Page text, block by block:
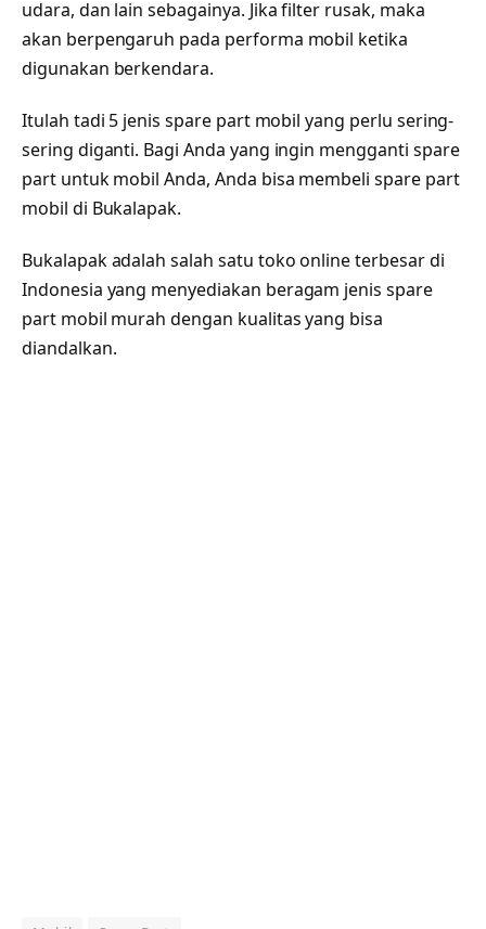
udara, dan lain sebagainya. Jika filter rusak, maka
akan berpengaruh pada performa mobil ketika
digunakan berkendara.
Itulah tadi 5 jenis spare part mobil yang perlu sering-
sering diganti. Bagi Anda yang ingin mengganti spare
part untuk mobil Anda, Anda bisa membeli spare part
mobil di Bukalapak.
Bukalapak adalah salah satu toko online terbesar di
Indonesia yang menyediakan beragam jenis spare
part mobil murah dengan kualitas yang bisa
diandalkan.